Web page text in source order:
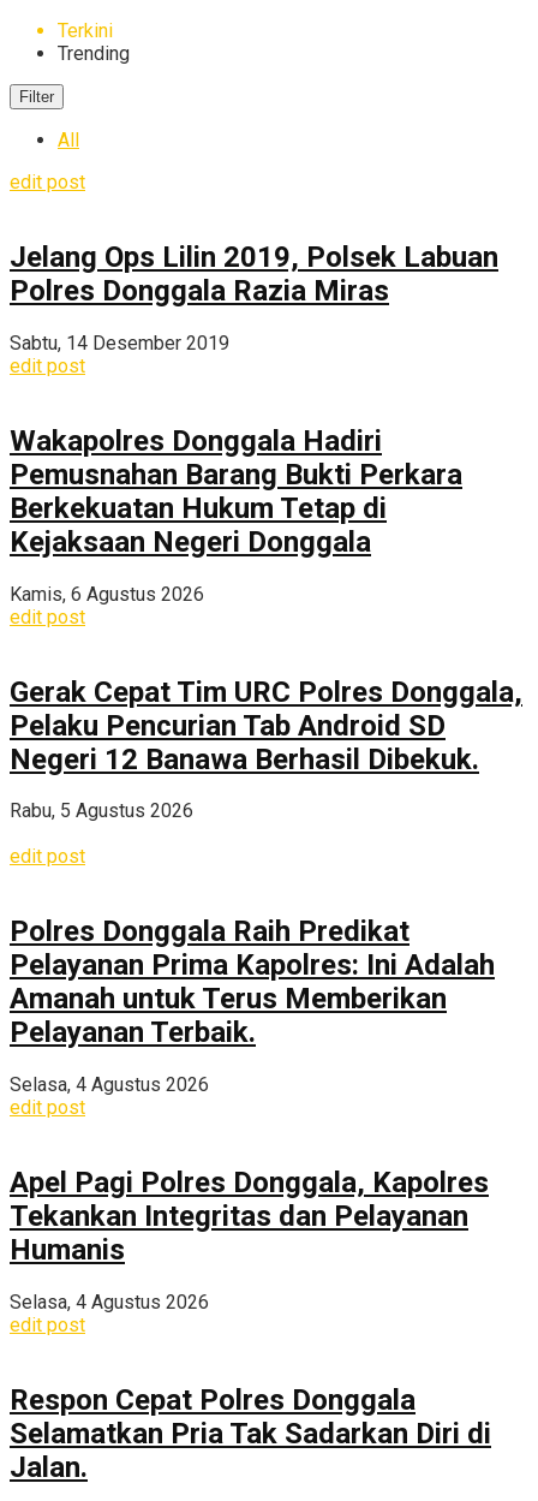
Terkini
Trending
Filter
All
edit post
Jelang Ops Lilin 2019, Polsek Labuan
Polres Donggala Razia Miras
Sabtu, 14 Desember 2019
edit post
Wakapolres Donggala Hadiri
Pemusnahan Barang Bukti Perkara
Berkekuatan Hukum Tetap di
Kejaksaan Negeri Donggala
Kamis, 6 Agustus 2026
edit post
Gerak Cepat Tim URC Polres Donggala,
Pelaku Pencurian Tab Android SD
Negeri 12 Banawa Berhasil Dibekuk.
Rabu, 5 Agustus 2026
edit post
Polres Donggala Raih Predikat
Pelayanan Prima Kapolres: Ini Adalah
Amanah untuk Terus Memberikan
Pelayanan Terbaik.
Selasa, 4 Agustus 2026
edit post
Apel Pagi Polres Donggala, Kapolres
Tekankan Integritas dan Pelayanan
Humanis
Selasa, 4 Agustus 2026
edit post
Respon Cepat Polres Donggala
Selamatkan Pria Tak Sadarkan Diri di
Jalan.